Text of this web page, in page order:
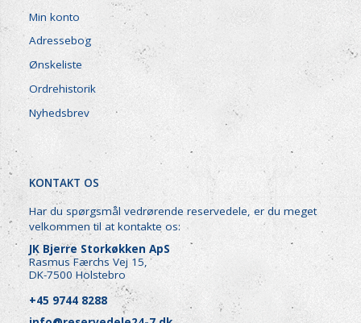
Min konto
Adressebog
Ønskeliste
Ordrehistorik
Nyhedsbrev
KONTAKT OS
Har du spørgsmål vedrørende reservedele, er du meget
velkommen til at kontakte os:
JK Bjerre Storkøkken ApS
Rasmus Færchs Vej 15,
DK-7500 Holstebro
+45 9744 8288